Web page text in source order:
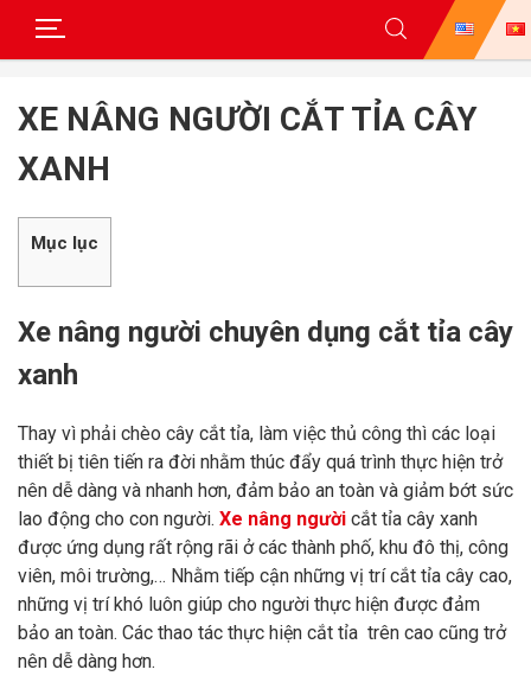
content
XE NÂNG NGƯỜI CẮT TỈA CÂY
XANH
Mục lục
Xe nâng người chuyên dụng cắt tỉa cây
xanh
Thay vì phải chèo cây cắt tỉa, làm việc thủ công thì các loại
thiết bị tiên tiến ra đời nhằm thúc đẩy quá trình thực hiện trở
nên dễ dàng và nhanh hơn, đảm bảo an toàn và giảm bớt sức
lao động cho con người. Xe nâng người cắt tỉa cây xanh
được ứng dụng rất rộng rãi ở các thành phố, khu đô thị, công
viên, môi trường,… Nhằm tiếp cận những vị trí cắt tỉa cây cao,
những vị trí khó luôn giúp cho người thực hiện được đảm
bảo an toàn. Các thao tác thực hiện cắt tỉa trên cao cũng trở
nên dễ dàng hơn.